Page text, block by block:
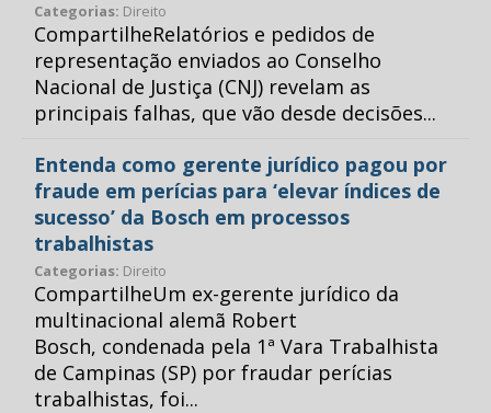
Categorias: Direito
CompartilheRelatórios e pedidos de
representação enviados ao Conselho
Nacional de Justiça (CNJ) revelam as
principais falhas, que vão desde decisões...
Entenda como gerente jurídico pagou por
fraude em perícias para ‘elevar índices de
sucesso’ da Bosch em processos
trabalhistas
Categorias: Direito
CompartilheUm ex-gerente jurídico da
multinacional alemã Robert
Bosch, condenada pela 1ª Vara Trabalhista
de Campinas (SP) por fraudar perícias
trabalhistas, foi...